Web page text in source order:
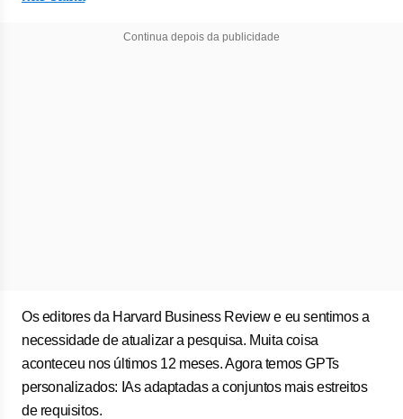
Continua depois da publicidade
Os editores da Harvard Business Review e eu sentimos a
necessidade de atualizar a pesquisa. Muita coisa
aconteceu nos últimos 12 meses. Agora temos GPTs
personalizados: IAs adaptadas a conjuntos mais estreitos
de requisitos.